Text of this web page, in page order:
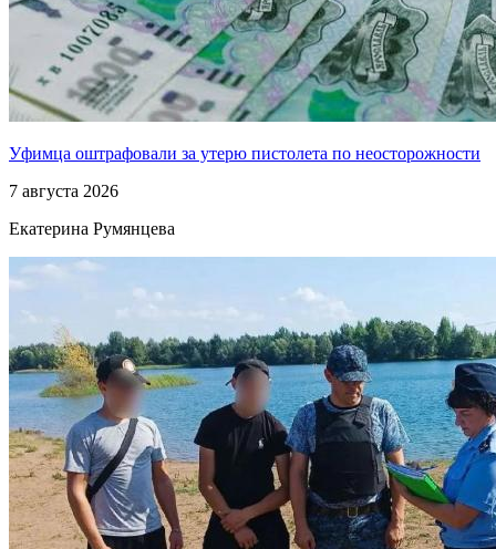
Уфимца оштрафовали за утерю пистолета по неосторожности
7 августа 2026
Екатерина Румянцева